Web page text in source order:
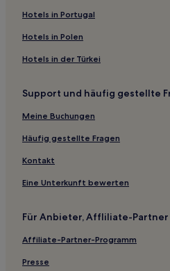
Saint-Abraham Hotels
Le Trévoux Hotels
Muzillac Hotels
Hotels nahe Guidel Strand
Guénin Hotels
Hotels nahe Strand von Saint-
Le Cours Hotels
Region Belle-Île-en-Mer: Hotels
Hotels nahe Strand von Kermyl
Moustoir-Ac Hotels
Hotels nahe Strand von Port-
Hotels in Portugal
Hotels in Polen
Hotels in der Türkei
Support und häufig gestellte
Meine Buchungen
Häufig gestellte Fragen
Kontakt
Eine Unterkunft bewerten
Für Anbieter, Affliliate-
Affiliate-Partner-Programm
Presse